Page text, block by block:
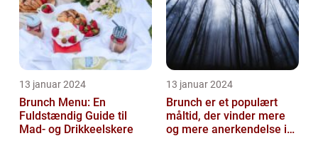
13 januar 2024
Brunch Menu: En
Fuldstændig Guide til
Mad- og Drikkeelskere
13 januar 2024
Brunch er et populært
måltid, der vinder mere
og mere anerkendelse i